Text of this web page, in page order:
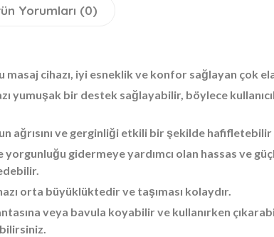
Yorumları (0)
masaj cihazı, iyi esneklik ve konfor sağlayan çok
yumuşak bir destek sağlayabilir, böylece
ağrısını ve gerginliği etkili bir şekilde
yorgunluğu gidermeye yardımcı olan hassas ve
orta büyüklüktedir ve taşıması kolaydır.
veya bavula koyabilir ve kullanırken